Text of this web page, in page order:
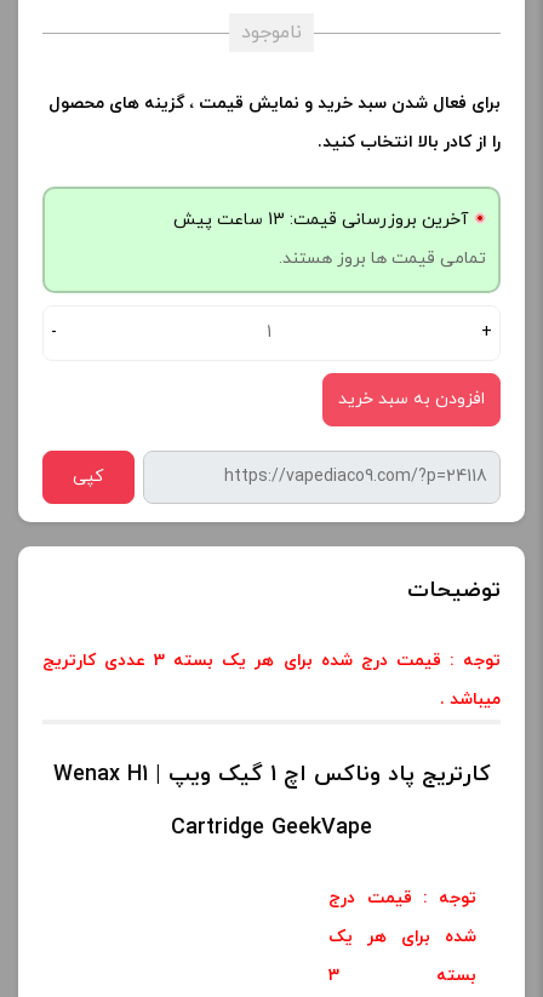
ناموجود
برای فعال شدن سبد خرید و نمایش قیمت ، گزینه های محصول
را از کادر بالا انتخاب کنید.
آخرین بروزرسانی قیمت: 13 ساعت پیش
تمامی قیمت ها بروز هستند.
- +
افزودن به سبد خرید
کپی
توضیحات
توجه : قیمت درج شده برای هر یک بسته 3 عددی
کارتریج
میباشد .
کارتریج پاد وناکس اچ 1 گیک ویپ | Wenax H1
Cartridge GeekVape
توجه : قیمت درج
شده برای هر یک
بسته 3